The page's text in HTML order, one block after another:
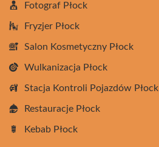
Fotograf Płock
Fryzjer Płock
Salon Kosmetyczny Płock
Wulkanizacja Płock
Stacja Kontroli Pojazdów Płock
Restauracje Płock
Kebab Płock